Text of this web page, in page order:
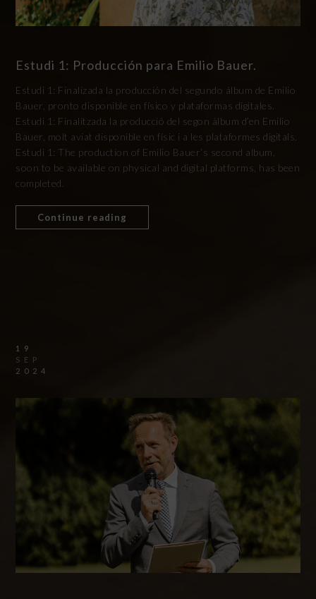
Estudi 1: Producción para Emilio Bauer.
Estudi 1: Finalizada la producción del segundo álbum de Emilio
Bauer, pronto disponible en físico y plataformas digitales.
Estudi 1: Finalitzada la producció del segon àlbum d’en Emilio
Bauer, molt aviat disponible en físic i a les plataformes digitals.
Estudi 1: The production of Emilio Bauer‘s second album,
soon to be available on physical and digital platforms, has been
completed.
Continue reading
19
SEP
2024